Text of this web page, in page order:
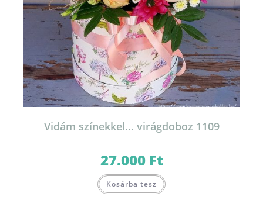
Vidám színekkel… virágdoboz 1109
27.000 Ft
Kosárba tesz